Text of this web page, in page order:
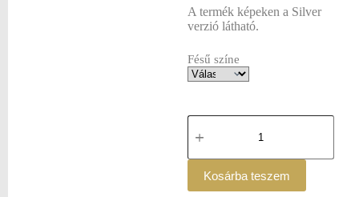
A termék képeken a Silver
verzió látható.
Fésű színe
Kosárba teszem